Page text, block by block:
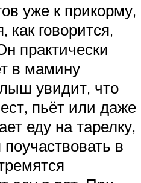
уже к прикорму,
как говорится,
практически
в мамину
увидит, что
пьёт или даже
еду на тарелку,
в